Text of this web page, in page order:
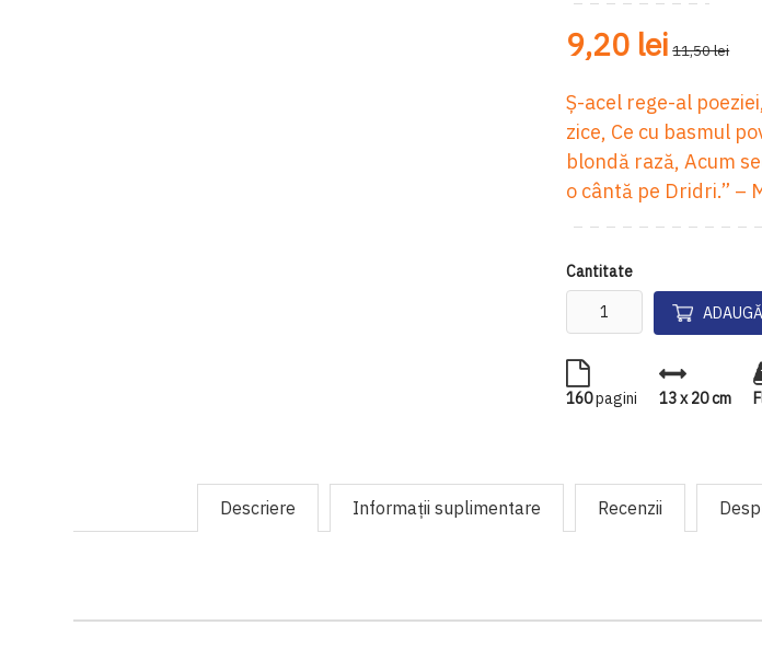
9,20 lei 11,50 lei
Ş-acel rege-al
zice, Ce cu basmul
blondă rază, Acum
o cântă pe Dridri.” –
Cantitate
160pagini 13 x 20 cm
Descriere Informaţii suplimentare Recenzii